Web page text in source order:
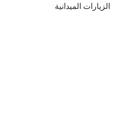
الزيارات الميدانية